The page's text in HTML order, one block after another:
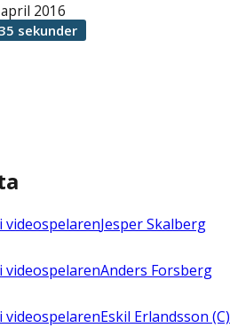
2016
sekunder
i videospelarenJesper Skalberg
i videospelarenAnders Forsberg
i videospelarenEskil Erlandsson (C)